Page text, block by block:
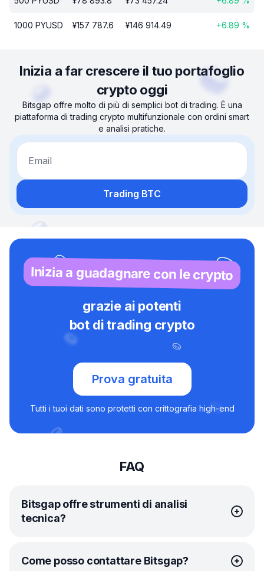
1000 PYUSD ¥157 787.6 ¥146 914.49 +6.89 %
Inizia a far crescere il tuo portafoglio
crypto oggi
Bitsgap offre molto di più di semplici bot di trading. È una
piattaforma di trading crypto multifunzionale con ordini smart
e analisi pratiche.
Email
Trading BTC
Inizia a guadagnare con le crypto
grazie ai potenti
bot di trading crypto
Prova gratuita
Tutti i tuoi dati sono protetti con crittografia high-end
FAQ
Bitsgap offre strumenti di analisi
tecnica?
Certo! In proposito, Bitsgap ha forgiato un’alleanza unica
con TradingView, in modo da farti avere tutti gli strumenti
Come posso contattare Bitsgap?